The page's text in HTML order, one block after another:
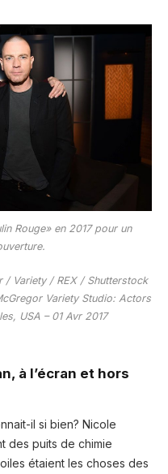
Rouge» en 2017 pour un
/ Variety / REX / Shutterstock
Variety Studio: Actors
USA – 01 Avr 2017
à l’écran et hors
il si bien? Nicole
des puits de chimie
étaient les choses des